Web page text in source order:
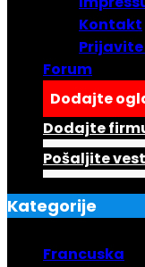
Kontakt
Forum
Dodajte
Dodajte
Pošaljite vest
Kategorije
Francuska